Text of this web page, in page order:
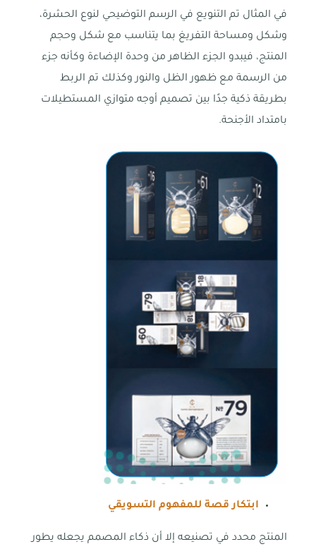
في المثال تم التنويع في الرسم التوضيحي لنوع الحشرة،
وشكل ومساحة التفريغ بما يتناسب مع شكل وحجم
المنتج، فيبدو الجزء الظاهر من وحدة الإضاءة وكأنه جزء
من الرسمة مع ظهور الظل والنور وكذلك تم الربط
بطريقة ذكية جدًا بين تصميم أوجه متوازي المستطيلات
بامتداد الأجنحة.
ابتكار قصة للمفهوم التسويقي
المنتج محدد في تصنيعه إلا أن ذكاء المصمم يجعله يطور